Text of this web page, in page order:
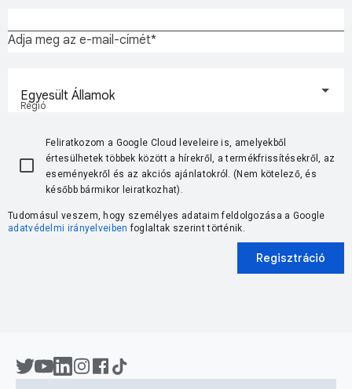
Adja meg az e-mail-címét
Régió
Egyesült Államok
Feliratkozom a Google Cloud leveleire is, amelyekből
értesülhetek többek között a hírekről, a termékfrissítésekről, az
eseményekről és az akciós ajánlatokról. (Nem kötelező, és
később bármikor leiratkozhat).
Tudomásul veszem, hogy személyes adataim feldolgozása a Google
adatvédelmi irányelveiben foglaltak szerint történik.
Regisztráció